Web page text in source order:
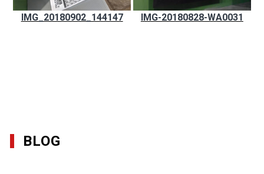
IMG_20180902_144147 IMG-20180828-WA0031
BLOG